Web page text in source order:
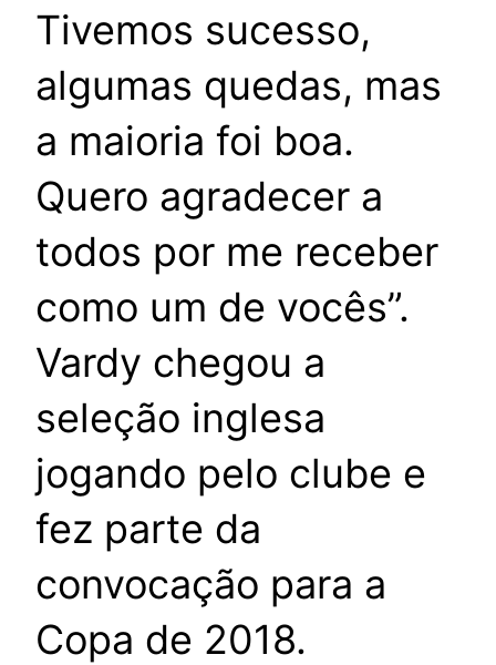
Tivemos sucesso,
algumas quedas, mas
a maioria foi boa.
Quero agradecer a
todos por me receber
como um de vocês”.
Vardy chegou a
seleção inglesa
jogando pelo clube e
fez parte da
convocação para a
Copa de 2018.